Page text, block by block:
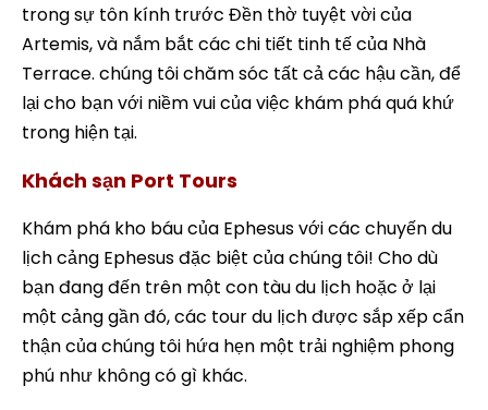
trong sự tôn kính trước Đền thờ tuyệt vời của
Artemis, và nắm bắt các chi tiết tinh tế của Nhà
Terrace. chúng tôi chăm sóc tất cả các hậu cần, để
lại cho bạn với niềm vui của việc khám phá quá khứ
trong hiện tại.
Khách sạn Port Tours
Khám phá kho báu của Ephesus với các chuyến du
lịch cảng Ephesus đặc biệt của chúng tôi! Cho dù
bạn đang đến trên một con tàu du lịch hoặc ở lại
một cảng gần đó, các tour du lịch được sắp xếp cẩn
thận của chúng tôi hứa hẹn một trải nghiệm phong
phú như không có gì khác.